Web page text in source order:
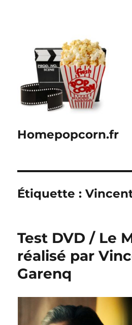
Homepopcorn.fr
Étiquette :
Test DVD / Le
réalisé par
Garenq